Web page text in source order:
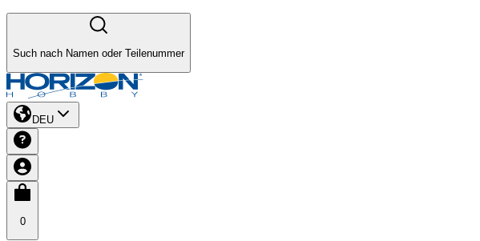
Such nach Namen oder Teilenummer
DEU
0